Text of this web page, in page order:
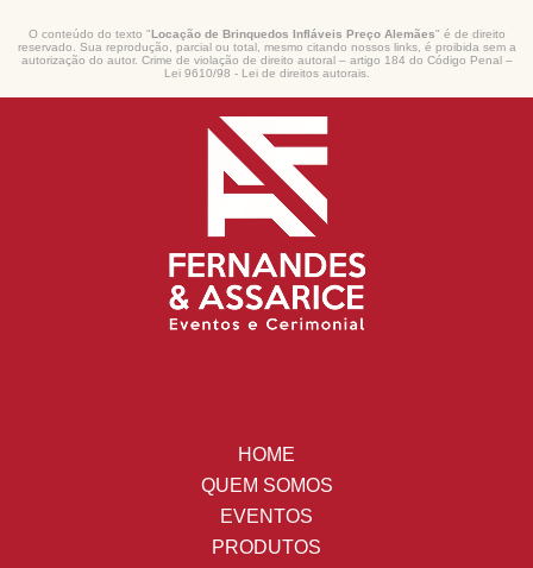
O conteúdo do texto " Locação de Brinquedos Infláveis Preço Alemães" é de direito
reservado. Sua reprodução, parcial ou total, mesmo citando nossos links, é proibida sem a
autorização do autor. Crime de violação de direito autoral – artigo 184 do Código Penal –
Lei 9610/98 - Lei de direitos autorais.
HOME
QUEM SOMOS
EVENTOS
PRODUTOS